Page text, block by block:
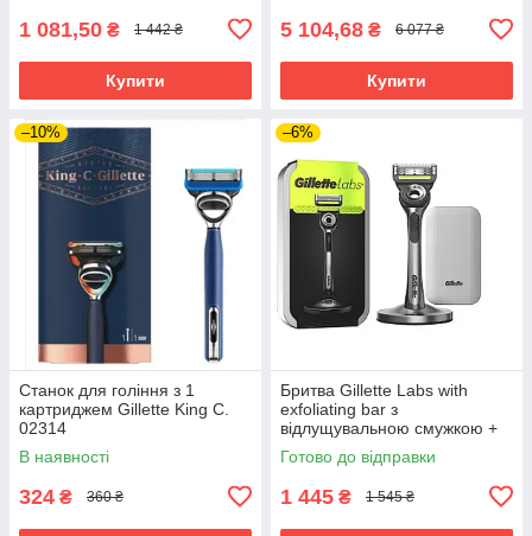
1 081,50 ₴ 1 442 ₴
Купити
5 104,68 ₴ 6 077 ₴
Купити
–10%
Станок для гоління з 1
картриджем Gillette King C.
02314
В наявності
324 ₴ 360 ₴
–6%
Бритва Gillette Labs with
exfoliating bar з
відлущувальною смужкою +
магнітна підставка (2 кас.) +
кейс 02729
Готово до відправки
1 445 ₴ 1 545 ₴